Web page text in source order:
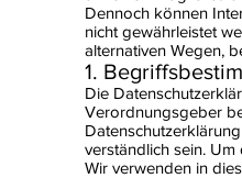
Dennoch können
nicht gewährleistet
alternativen Wegen,
1.
Die
Verordnungsgeber
verständlich sein.
Wir verwenden in